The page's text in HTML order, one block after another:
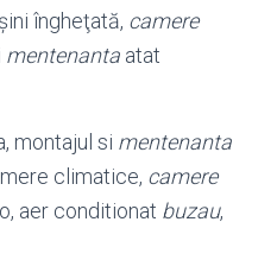
îngheţată, camere
mentenanta atat
montajul si mentenanta
climatice, camere
aer conditionat buzau,